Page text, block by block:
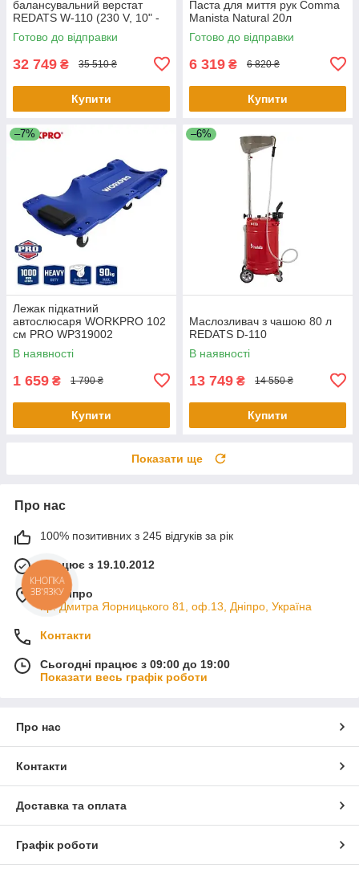
балансувальний верстат
REDATS W-110 (230 V, 10" -
24")
Готово до відправки
32 749 ₴ 35 510 ₴
Купити
Паста для миття рук Comma
Manista Natural 20л
Готово до відправки
6 319 ₴ 6 820 ₴
Купити
–7%
Лежак підкатний
автослюсаря WORKPRO 102
см PRO WP319002
В наявності
1 659 ₴ 1 790 ₴
Купити
–6%
Маслозливач з чашою 80 л
REDATS D-110
В наявності
13 749 ₴ 14 550 ₴
Купити
Показати ще
Про нас
100% позитивних з 245 відгуків за рік
Працює з 19.10.2012
м. Дніпро
пр. Дмитра Яорницького 81, оф.13, Дніпро, Україна
Контакти
Сьогодні працює з 09:00 до 19:00
Показати весь графік роботи
Про нас
Контакти
Доставка та оплата
Графік роботи
КНОПКА
ЗВ'ЯЗКУ